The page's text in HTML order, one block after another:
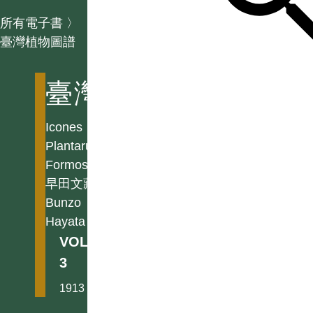
所有電子書 〉
臺灣植物圖譜
臺灣植物圖譜
Icones
Plantarum
Formosanarum
早田文藏
Bunzo
Hayata
VOL.
3
1913